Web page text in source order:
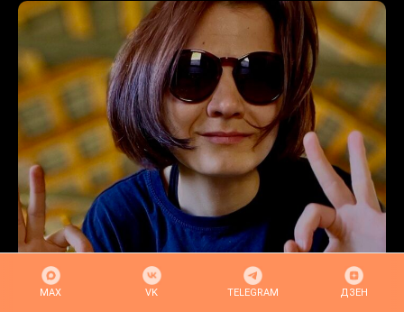
MAХ VK TELEGRAM ДЗЕН